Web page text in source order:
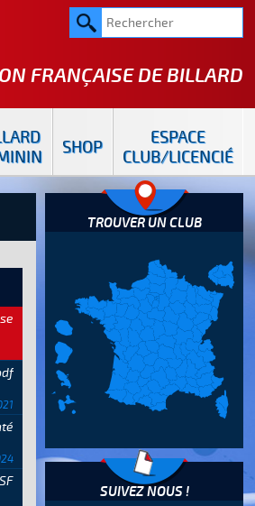
FRANÇAISE DEBILLARD
SHOP
ESPACE
CLUB/LICENCIÉ
TROUVER UN CLUB
SUIVEZ NOUS !